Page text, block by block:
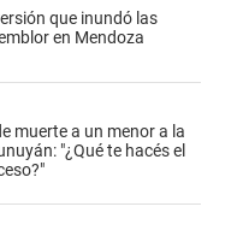
que inundó las
en Mendoza
muerte a un menor a la
"¿Qué te hacés el